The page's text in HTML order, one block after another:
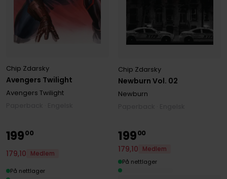
Avengers Twilight
Chip Zdarsky
Avengers Twilight
Newburn Vol. 02
Chip Zdarsky
Newburn
19900
179,10 Medlem
På nettlager
19900
179,10
Medlem
På nettlager